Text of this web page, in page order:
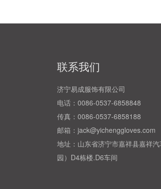
联系我们
济宁易成服饰有限公司
电话：0086-0537-6858848
传真：0086-0537-6858188
邮箱：jack@yichenggloves.com
地址：山东省济宁市嘉祥县嘉祥
园）D4栋楼.D6车间